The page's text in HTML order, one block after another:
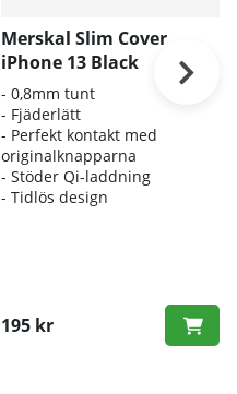
Merskal Slim Cover
iPhone 13 Black
- 0,8mm tunt
- Fjäderlätt
- Perfekt kontakt med
originalknapparna
- Stöder Qi-laddning
- Tidlös design
195 kr